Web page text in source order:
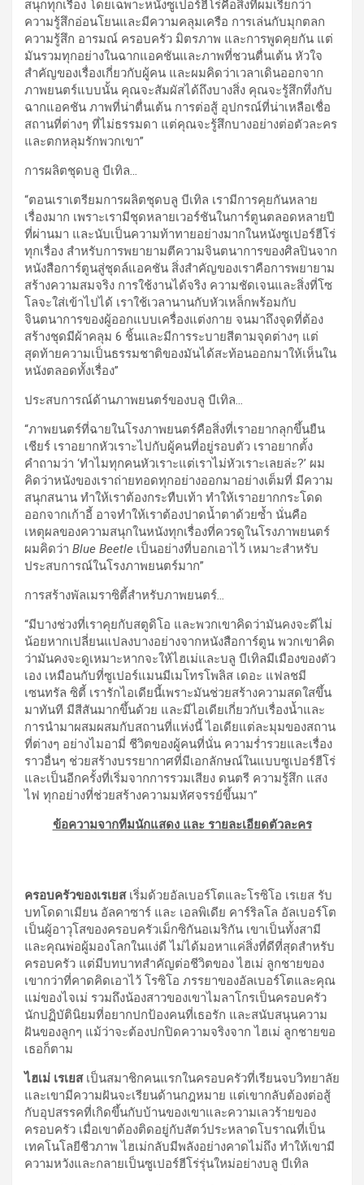
สนุกทุกเรื่อง โดยเฉพาะหนังซูเปอร์ฮีโร่คือสิ่งที่ผมเรียกว่า
ความรู้สึกอ่อนโยนและมีความคลุมเครือ การเล่นกับมุกตลก
ความรู้สึก อารมณ์ ครอบครัว มิตรภาพ และการพูดคุยกัน แต่
มันรวมทุกอย่างในฉากแอคชันและภาพที่ชวนตื่นเต้น หัวใจ
สำคัญของเรื่องเกี่ยวกับผู้คน และผมคิดว่าเวลาเดินออกจาก
ภาพยนตร์แบบนั้น คุณจะสัมผัสได้ถึงบางสิ่ง คุณจะรู้สึกทึ่งกับ
ฉากแอคชัน ภาพที่น่าตื่นเต้น การต่อสู้ อุปกรณ์ที่น่าเหลือเชื่อ
สถานที่ต่างๆ ที่ไม่ธรรมดา แต่คุณจะรู้สึกบางอย่างต่อตัวละคร
และตกหลุมรักพวกเขา”
การผลิตชุดบลู บีเทิล…
“ตอนเราเตรียมการผลิตชุดบลู บีเทิล เรามีการคุยกันหลาย
เรื่องมาก เพราะเรามีชุดหลายเวอร์ชันในการ์ตูนตลอดหลายปี
ที่ผ่านมา และนับเป็นความท้าทายอย่างมากในหนังซูเปอร์ฮีโร่
ทุกเรื่อง สำหรับการพยายามตีความจินตนาการของศิลปินจาก
หนังสือการ์ตูนสู่ชุดล์แอคชัน สิ่งสำคัญของเราคือการพยายาม
สร้างความสมจริง การใช้งานได้จริง ความชัดเจนและสิ่งที่โซ
โลจะใส่เข้าไปได้ เราใช้เวลานานกับหัวเหล็กพร้อมกับ
จินตนาการของผู้ออกแบบเครื่องแต่งกาย จนมาถึงจุดที่ต้อง
สร้างชุดมีผ้าคลุม 6 ชิ้นและมีการระบายสีตามจุดต่างๆ แต่
สุดท้ายความเป็นธรรมชาติของมันได้สะท้อนออกมาให้เห็นใน
หนังตลอดทั้งเรื่อง”
ประสบการณ์ด้านภาพยนตร์ของบลู บีเทิล…
“ภาพยนตร์ที่ฉายในโรงภาพยนตร์คือสิ่งที่เราอยากลุกขึ้นยืน
เชียร์ เราอยากหัวเราะไปกับผู้คนที่อยู่รอบตัว เราอยากตั้ง
คำถามว่า ‘ทำไมทุกคนหัวเราะแต่เราไม่หัวเราะเลยล่ะ?’ ผม
คิดว่าหนังของเราถ่ายทอดทุกอย่างออกมาอย่างเต็มที่ มีความ
สนุกสนาน ทำให้เราต้องกระทืบเท้า ทำให้เราอยากกระโดด
ออกจากเก้าอี้ อาจทำให้เราต้องปาดน้ำตาด้วยซ้ำ นั่นคือ
เหตุผลของความสนุกในหนังทุกเรื่องที่ควรดูในโรงภาพยนตร์
ผมคิดว่า Blue Beetle เป็นอย่างที่บอกเอาไว้ เหมาะสำหรับ
ประสบการณ์ในโรงภาพยนตร์มาก”
การสร้างพัลเมราซิตี้สำหรับภาพยนตร์…
“มีบางช่วงที่เราคุยกับสตูดิโอ และพวกเขาคิดว่ามันคงจะดีไม่
น้อยหากเปลี่ยนแปลงบางอย่างจากหนังสือการ์ตูน พวกเขาคิด
ว่ามันคงจะดูเหมาะหากจะให้ไฮเม่และบลู บีเทิลมีเมืองของตัว
เอง เหมือนกับที่ซูเปอร์แมนมีเมโทรโพลิส เดอะ แฟลชมี
เซนทรัล ซิตี้ เรารักไอเดียนี้เพราะมันช่วยสร้างความสดใสขึ้น
มาทันที มีสีสันมากขึ้นด้วย และมีไอเดียเกี่ยวกับเรื่องน้ำและ
การนำมาผสมผสมกับสถานที่แห่งนี้ ไอเดียแต่ละมุมของสถาน
ที่ต่างๆ อย่างไมอามี่ ชีวิตของผู้คนที่นั่น ความร่ำรวยและเรื่อง
ราวอื่นๆ ช่วยสร้างบรรยากาศที่มีเอกลักษณ์ในแบบซูเปอร์ฮีโร่
และเป็นอีกครั้งที่เริ่มจากการรวมเสียง ดนตรี ความรู้สึก แสง
ไฟ ทุกอย่างที่ช่วยสร้างความมหัศจรรย์ขึ้นมา”
ข้อความจากทีมนักแสดง และ รายละเอียดตัวละคร
ครอบครัวของเรเยส เริ่มด้วยอัลเบอร์โตและโรซิโอ เรเยส รับ
บทโดดาเมียน อัลคาซาร์ และ เอลพิเดีย คาร์ริลโล อัลเบอร์โต
เป็นผู้อาวุโสของครอบครัวเม็กซิกันอเมริกัน เขาเป็นทั้งสามี
และคุณพ่อผู้มองโลกในแง่ดี ไม่ได้มอหาแค่สิ่งที่ดีที่สุดสำหรับ
ครอบครัว แต่มีบทบาทสำคัญต่อชีวิตของ ไฮเม่ ลูกชายของ
เขากว่าที่คาดคิดเอาไว้ โรซิโอ ภรรยาของอัลเบอร์โตและคุณ
แม่ของไจเม่ รวมถึงน้องสาวของเขาไมลาโกรเป็นครอบครัว
นักปฏิบัตินิยมที่อยากปกป้องคนที่เธอรัก และสนับสนุนความ
ฝันของลูกๆ แม้ว่าจะต้องปกปิดความจริงจาก ไฮเม่ ลูกชายขอ
เธอก็ตาม
ไฮเม่ เรเยสเป็นสมาชิกคนแรกในครอบครัวที่เรียนจบวิทยาลัย
และเขามีความฝันจะเรียนด้านกฎหมาย แต่เขากลับต้องต่อสู้
กับอุปสรรคที่เกิดขึ้นกับบ้านของเขาและความเลวร้ายของ
ครอบครัว เมื่อเขาต้องติดอยู่กับสัตว์ประหลาดโบราณที่เป็น
เทคโนโลยีชีวภาพ ไฮเม่กลับมีพลังอย่างคาดไม่ถึง ทำให้เขามี
ความหวังและกลายเป็นซูเปอร์ฮีโร่รุ่นใหม่อย่างบลู บีเทิล